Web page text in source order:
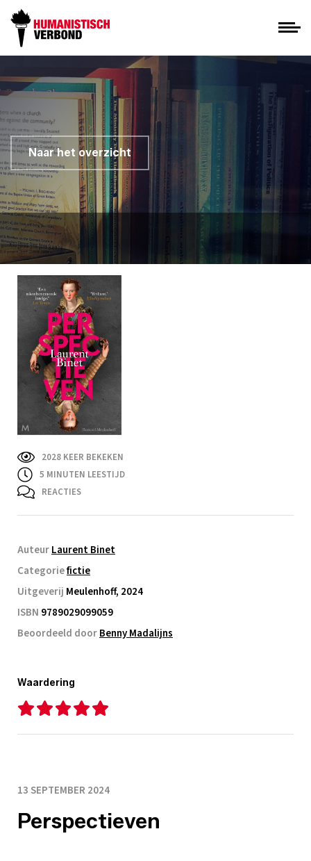
Naar het overzicht
2028 KEER BEKEKEN
5 MINUTEN LEESTIJD
REACTIES
AuteurLaurent Binet
Categoriefictie
Uitgeverij Meulenhoff, 2024
ISBN 9789029099059
Beoordeeld doorBenny Madalijns
Waardering
13 SEPTEMBER 2024
Perspectieven